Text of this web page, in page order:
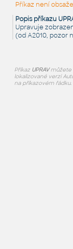
Příkaz není
Popis příkazu
Upravuje
(od A2010, pozor
Příkaz UPRAVmůžete
lokalizované verzi
na příkazovém řádku.